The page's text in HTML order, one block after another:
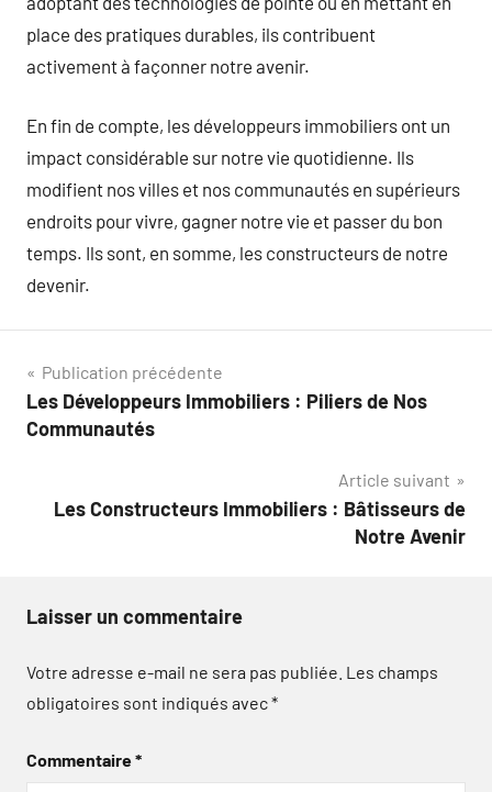
place des pratiques durables, ils contribuent
activement à façonner notre avenir.
En fin de compte, les développeurs immobiliers ont un
impact considérable sur notre vie quotidienne. Ils
modifient nos villes et nos communautés en supérieurs
endroits pour vivre, gagner notre vie et passer du bon
temps. Ils sont, en somme, les constructeurs de notre
devenir.
Navigation
de
Publication précédente
Les Développeurs Immobiliers : Piliers de Nos
Communautés
Article suivant
Les Constructeurs Immobiliers : Bâtisseurs de
Notre Avenir
Laisser un commentaire
Votre adresse e-mail ne sera pas publiée. Les champs
obligatoires sont indiqués avec*
Commentaire*